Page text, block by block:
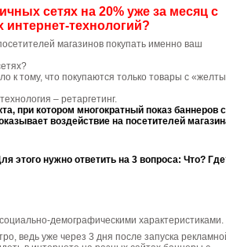
сетях на 20% уже за месяц с
технологий?
магазинов покупать именно ваш
к тому, что покупаются только товары с
– ретаргетинг.
при котором многократный показ баннеров с
воздействие на посетителей
этого нужно ответить на 3 вопроса: Что?
демографическими характеристиками.
ведь уже через 3 дня после запуска